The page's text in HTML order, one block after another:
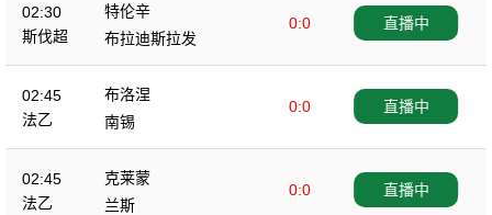
02:30
斯伐超
特伦辛
0:0
布拉迪斯拉发
直播中
02:45
法乙
布洛涅
0:0
南锡
直播中
02:45
法乙
克莱蒙
0:0
兰斯
直播中